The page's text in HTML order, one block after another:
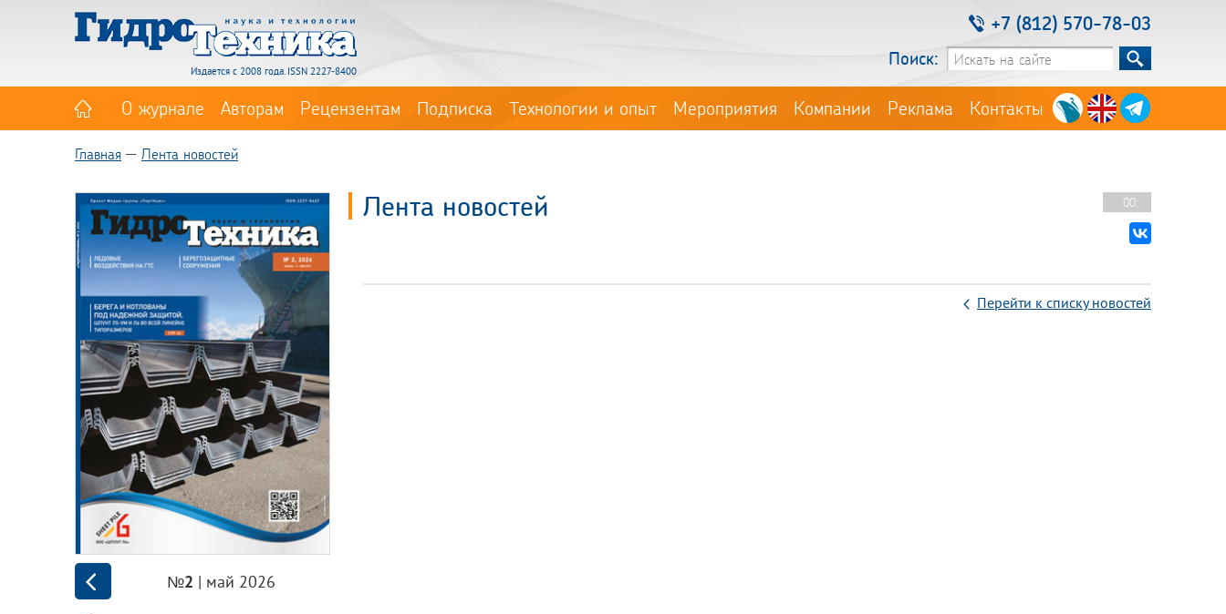
Издается с 2008 года. ISSN 2227-8400
+7 (812) 570-78-03
Поиск:
О журнале Авторам Рецензентам Подписка Технологии и опыт Мероприятия Компании Реклама Контакты
Главная Лента новостей
№2 | май 2026
00:
Лента новостей
Перейти к списку новостей